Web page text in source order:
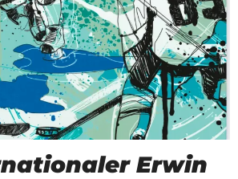
Erwin